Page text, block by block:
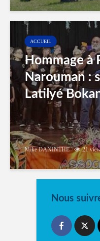
ACCUEIL
Hommage à
Narouman :
Latilyé
Mike DANINTHE 21
Nous